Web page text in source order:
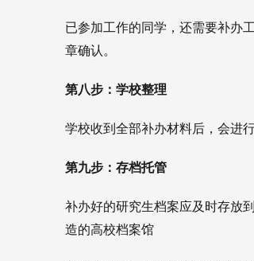
已参加工作的同学，还需要补办
章确认。
第八步：学校整理
学校收到全部补办材料后，会进
第九步：存档托管
补办好的研究生档案应及时存放
造的高校档案馆